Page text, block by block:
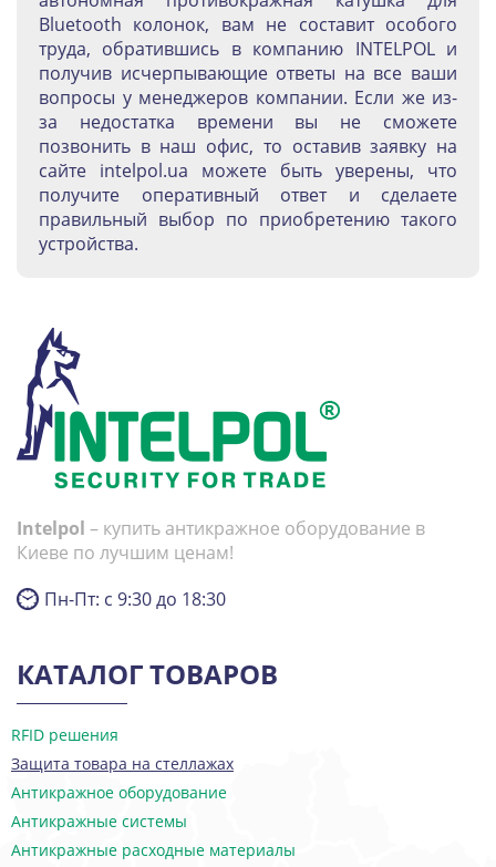
Bluetooth колонок, вам не составит особого
труда, обратившись в компанию ІNTELPOL и
получив исчерпывающие ответы на все ваши
вопросы у менеджеров компании. Если же из-
за недостатка времени вы не сможете
позвонить в наш офис, то оставив заявку на
сайте intelpol.ua можете быть уверены, что
получите оперативный ответ и сделаете
правильный выбор по приобретению такого
устройства.
Intelpol – купить антикражное оборудование в
Киеве по лучшим ценам!
Пн-Пт: с 9:30 до 18:30
КАТАЛОГ ТОВАРОВ
RFID решения
Защита товара на стеллажах
Антикражное оборудование
Антикражные системы
Антикражные расходные материалы